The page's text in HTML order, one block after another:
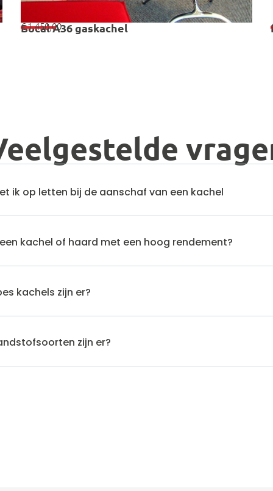
Bocal A36 gaskachel
€1.450,00
ik op letten bij de aanschaf van een kachel
kachel of haard met een hoog rendement?
kachels zijn er?
zijn er?